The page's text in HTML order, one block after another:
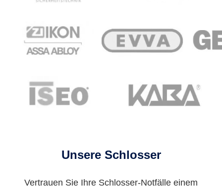
Unsere Schlosser
Vertrauen Sie Ihre Schlosser-Notfälle einem